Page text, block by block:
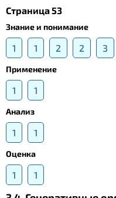
Страница 53
Знание и понимание
1 1 2 2 3
Применение
1 1
Анализ
1 1
Оценка
1 1